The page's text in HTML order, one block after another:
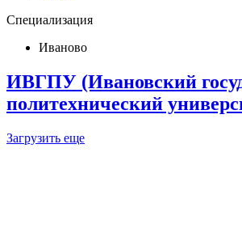
Специализация
Иваново
ИВГПУ (Ивановский
политехнический
Загрузить еще